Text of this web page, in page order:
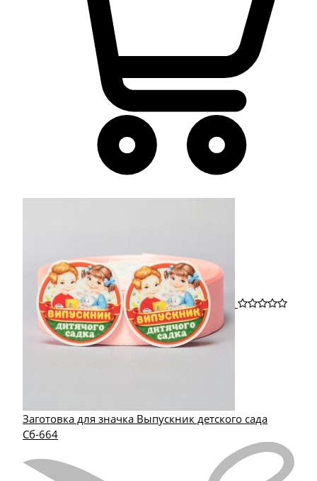
Заготовка для значка Выпускник детского сада
Сб-664